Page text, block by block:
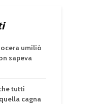
umiliò
sapeva
tutti
cagna